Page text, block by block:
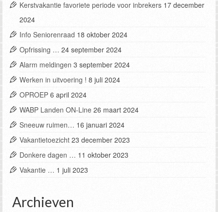
Kerstvakantie favoriete periode voor inbrekers 17 december
2024
Info Seniorenraad 18 oktober 2024
Opfrissing … 24 september 2024
Alarm meldingen 3 september 2024
Werken in uitvoering ! 8 juli 2024
OPROEP 6 april 2024
WABP Landen ON-Line 26 maart 2024
Sneeuw ruimen… 16 januari 2024
Vakantietoezicht 23 december 2023
Donkere dagen … 11 oktober 2023
Vakantie … 1 juli 2023
Archieven